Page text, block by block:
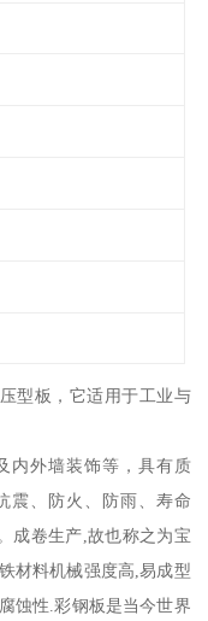
型板，它适用于工业与
内外墙装饰等，具有质
震、防火、防雨、寿命
成卷生产,故也称之为宝
材料机械强度高,易成型
蚀性.彩钢板是当今世界